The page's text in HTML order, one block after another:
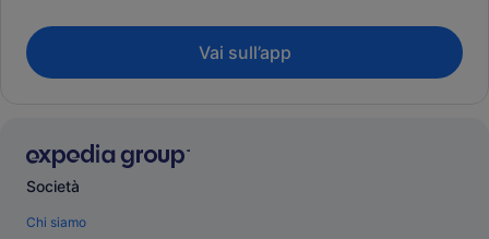
Vai sull’app
Società
Chi siamo